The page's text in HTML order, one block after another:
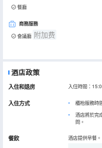
餐廳
商務服務
會議廳 附加费
酒店政策
入住和退房 入住時間：
入住方式
櫃枱服務時
酒店將於完
問。
餐飲 酒店提供早餐。